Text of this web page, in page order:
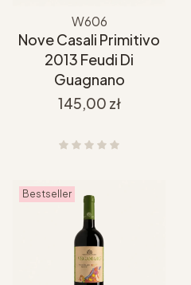
W606
Nove Casali Primitivo
2013 Feudi Di
Guagnano
Cena
145,00 zł
Bestseller